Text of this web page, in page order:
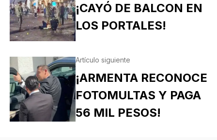
¡CAYÓ DE BALCON EN
LOS PORTALES!
Artículo siguiente
¡ARMENTA RECONOCE
FOTOMULTAS Y PAGA
56 MIL PESOS!